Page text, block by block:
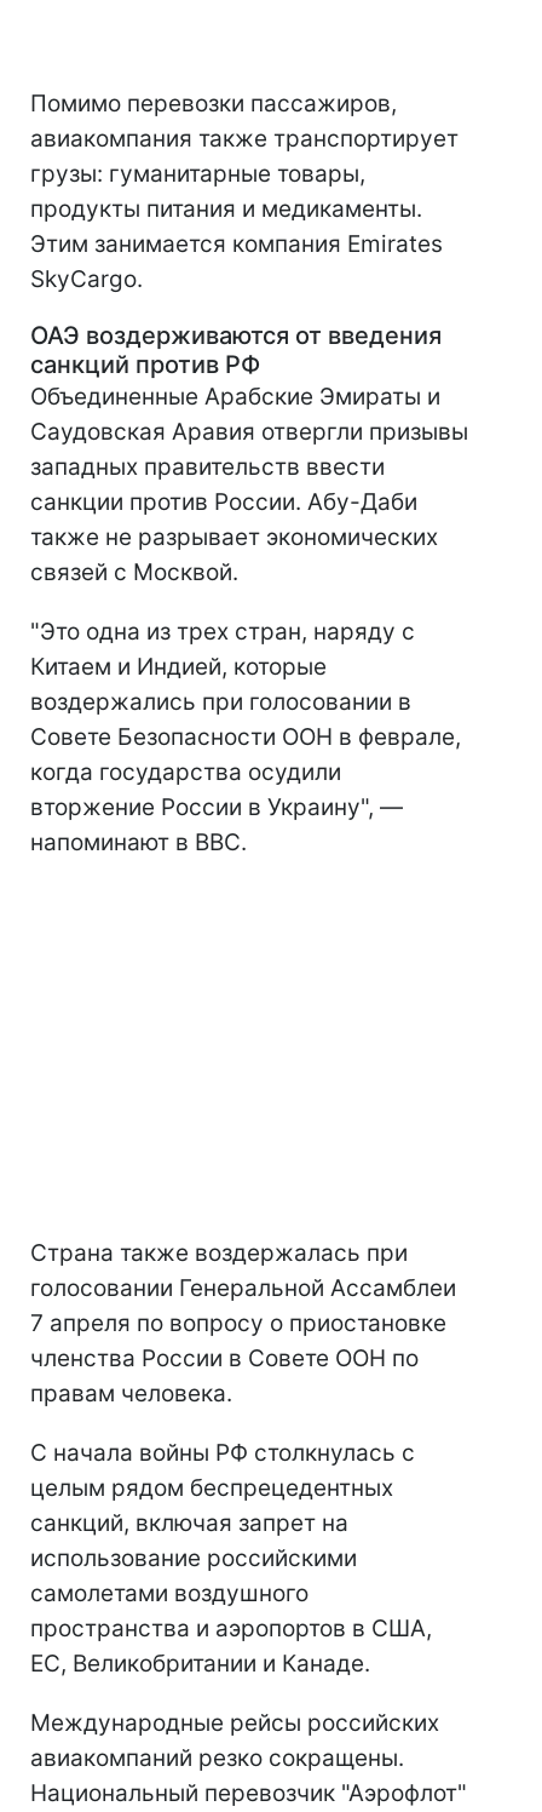
Помимо перевозки пассажиров,
авиакомпания также транспортирует
грузы: гуманитарные товары,
продукты питания и медикаменты.
Этим занимается компания Emirates
SkyCargo.
ОАЭ воздерживаются от введения
санкций против РФ
Объединенные Арабские Эмираты и
Саудовская Аравия отвергли призывы
западных правительств ввести
санкции против России. Абу-Даби
также не разрывает экономических
связей с Москвой.
"Это одна из трех стран, наряду с
Китаем и Индией, которые
воздержались при голосовании в
Совете Безопасности ООН в феврале,
когда государства осудили
вторжение России в Украину", —
напоминают в BBC.
Страна также воздержалась при
голосовании Генеральной Ассамблеи
7 апреля по вопросу о приостановке
членства России в Совете ООН по
правам человека.
С начала войны РФ столкнулась с
целым рядом беспрецедентных
санкций, включая запрет на
использование российскими
самолетами воздушного
пространства и аэропортов в США,
ЕС, Великобритании и Канаде.
Международные рейсы российских
авиакомпаний резко сокращены.
Национальный перевозчик "Аэрофлот"